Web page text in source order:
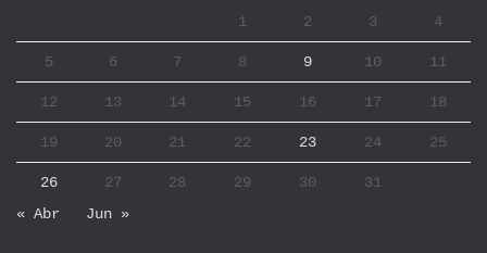
1 2 3 4
5 6 7 8 9 10 11
12 13 14 15 16 17 18
19 20 21 22 23 24 25
26 27 28 29 30
31
« Abr
Jun »